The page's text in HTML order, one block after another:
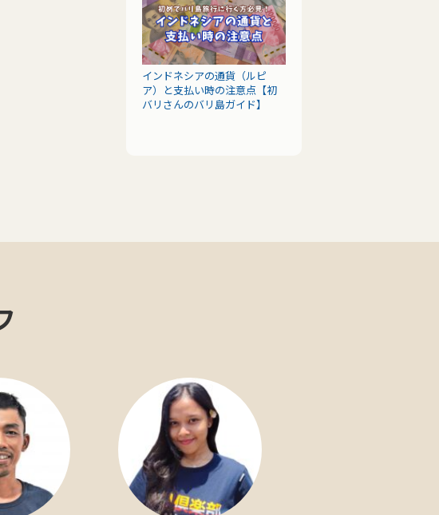
インドネシアの通貨（ルピ
ア）と支払い時の注意点【初
バリさんのバリ島ガイド】